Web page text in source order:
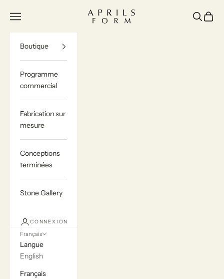
Aprils Form | Bespoke Marble & Stone
Menu Panier
Boutique
Programme
commercial
Fabrication sur
mesure
Conceptions
terminées
Stone Gallery
CONNEXION
Français
Langue
English
Français